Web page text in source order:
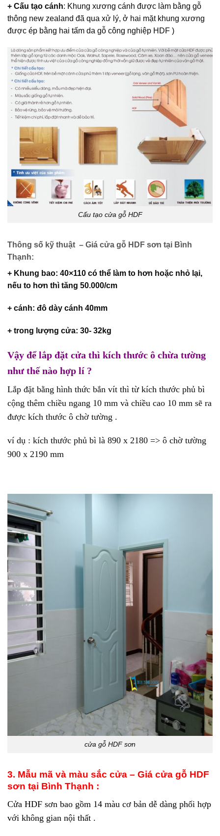
+ Cấu tạo cánh: Khung xương cánh được làm bằng gỗ
thông new zealand đã qua xử lý, ở hai mặt khung xương
được ép bằng hai tấm da gỗ công nghiệp HDF )
Cấu tạo cửa gỗ HDF
Thông số kỹ thuật – Giá cửa gỗ HDF sơn tại Bình
Thạnh:
+ Khung bao: 40×110 có thể làm to hơn hoặc nhỏ lại,
nếu to hơn thì tăng 50.000/cm
+ cánh: đô dày cánh 40mm
+ trong lượng cửa: 30- 32kg
Vậy để lắp đặt cửa thì kích thước ô chừa tường
như thế nào hợp lí ?
Lắp đặt bằng hình thức bắn vít thì từ kích thước phủ bì
cộng thêm chiều ngang 10 mm và chiều cao 10 mm sẽ ra
được kích thước ô chờ tường .
ví dụ : kích thước phủ bì là 890 x 2180 => ô chờ tường
900 x 2190 mm
cửa gỗ HDF sơn
3. Mẫu mã và màu sắc cửa – Giá cửa gỗ HDF
sơn tại Bình Thạnh :
Cửa HDF sơn bao gồm 14 màu cơ bản dễ dàng phối hợp
với không gian nội thất .